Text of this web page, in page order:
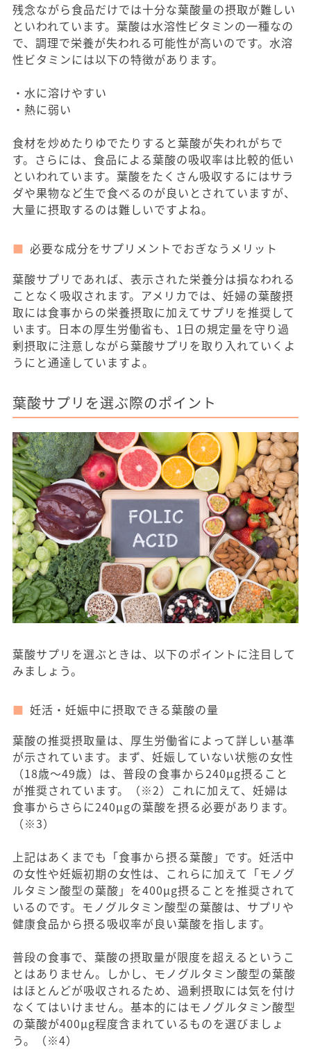
残念ながら食品だけでは十分な葉酸量の摂取が難しい
といわれています。葉酸は水溶性ビタミンの一種なの
で、調理で栄養が失われる可能性が高いのです。水溶
性ビタミンには以下の特徴があります。
・水に溶けやすい
・熱に弱い
食材を炒めたりゆでたりすると葉酸が失われがちで
す。さらには、食品による葉酸の吸収率は比較的低い
といわれています。葉酸をたくさん吸収するにはサラ
ダや果物など生で食べるのが良いとされていますが、
大量に摂取するのは難しいですよね。
必要な成分をサプリメントでおぎなうメリット
葉酸サプリであれば、表示された栄養分は損なわれる
ことなく吸収されます。アメリカでは、妊婦の葉酸摂
取には食事からの栄養摂取に加えてサプリを推奨して
います。日本の厚生労働省も、1日の規定量を守り過
剰摂取に注意しながら葉酸サプリを取り入れていくよ
うにと通達していますよ。
葉酸サプリを選ぶ際のポイント
葉酸サプリを選ぶときは、以下のポイントに注目して
みましょう。
妊活・妊娠中に摂取できる葉酸の量
葉酸の推奨摂取量は、厚生労働省によって詳しい基準
が示されています。まず、妊娠していない状態の女性
（18歳〜49歳）は、普段の食事から240μg摂ること
が推奨されています。（※2）これに加えて、妊婦は
食事からさらに240μgの葉酸を摂る必要があります。
（※3）
上記はあくまでも「食事から摂る葉酸」です。妊活中
の女性や妊娠初期の女性は、これらに加えて「モノグ
ルタミン酸型の葉酸」を400μg摂ることを推奨されて
いるのです。モノグルタミン酸型の葉酸は、サプリや
健康食品から摂る吸収率が良い葉酸を指します。
普段の食事で、葉酸の摂取量が限度を超えるというこ
とはありません。しかし、モノグルタミン酸型の葉酸
はほとんどが吸収されるため、過剰摂取には気を付け
なくてはいけません。基本的にはモノグルタミン酸型
の葉酸が400μg程度含まれているものを選びましょ
う。（※4）